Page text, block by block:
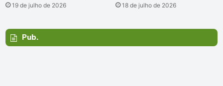
19 de julho de 2026 18 de julho de 2026
Pub.